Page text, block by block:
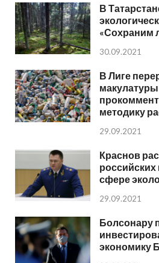
В
«Сохраним
30.09.2021
В Лиге
макулатуры
методику
29.09.2021
Краснов
сфере
29.09.2021
Болсонару
экономику